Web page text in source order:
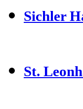
Sichler
St.